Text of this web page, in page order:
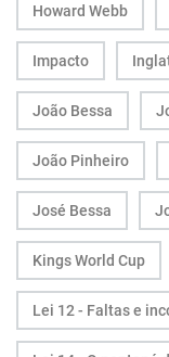
Howard Webb
Impacto
João Bessa
João Pinheiro
José Bessa
Kings World Cup
Lei 12 - Faltas e